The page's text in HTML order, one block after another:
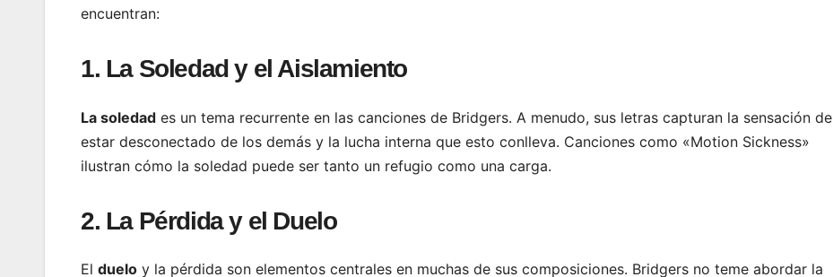
encuentran:
1. La Soledad y el Aislamiento
La soledad es un tema recurrente en las canciones de Bridgers. A menudo, sus letras capturan la sensación de
estar desconectado de los demás y la lucha interna que esto conlleva. Canciones como «Motion Sickness»
ilustran cómo la soledad puede ser tanto un refugio como una carga.
2. La Pérdida y el Duelo
El duelo y la pérdida son elementos centrales en muchas de sus composiciones. Bridgers no teme abordar la